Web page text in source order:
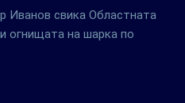
Иванов свика Областната
огнищата на шарка по